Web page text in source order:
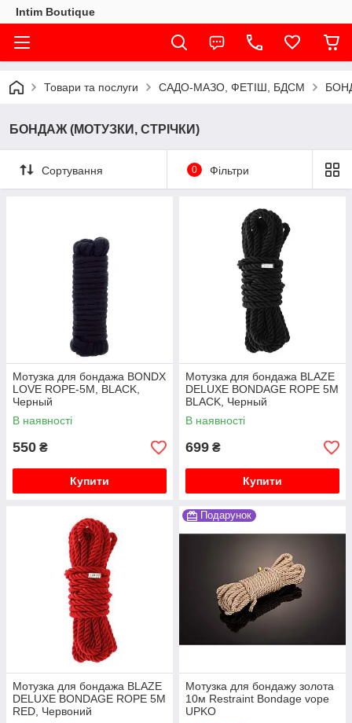
Intim Boutique
Товари та послуги САДО-МАЗО, ФЕТІШ, БДСМ
БОНДАЖ (МОТУЗКИ, СТРІЧКИ)
Сортування 0 Фільтри
Мотузка для бондажа BONDX
LOVE ROPE-5M, BLACK,
Черный
В наявності
550 ₴
Купити
Мотузка для бондажа BLAZE
DELUXE BONDAGE ROPE 5M
BLACK, Черный
В наявності
699 ₴
Купити
Мотузка для бондажа BLAZE
DELUXE BONDAGE ROPE 5M
RED, Червоний
Подарунок
Мотузка для бондажу золота
10м Restraint Bondage vope
UPKO